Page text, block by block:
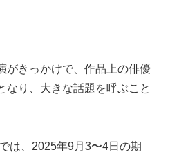
がきっかけで、作品上の俳優
なり、大きな話題を呼ぶこと
は、2025年9月3〜4日の期